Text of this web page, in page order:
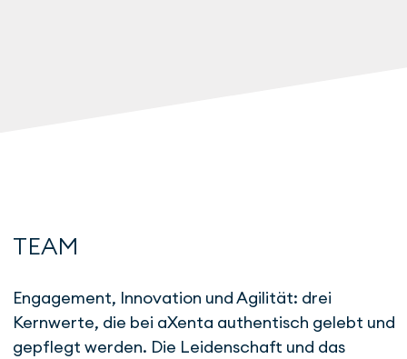
TEAM
Engagement, Innovation und Agilität: drei
Kernwerte, die bei aXenta authentisch gelebt und
gepflegt wer­den. Die Leiden­schaft und das